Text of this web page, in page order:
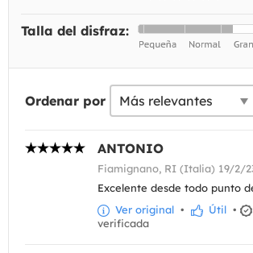
Talla del disfraz:
Ordenar por
ANTONIO
Fiamignano, RI (Italia) 19/2/
Excelente desde todo punto
Ver original • Útil •
verificada